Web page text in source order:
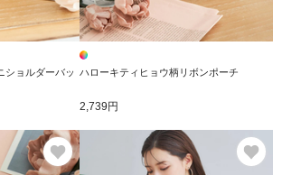
ショルダーバッ ハローキティヒョウ柄リボンポーチ
2,739円
お気に入り